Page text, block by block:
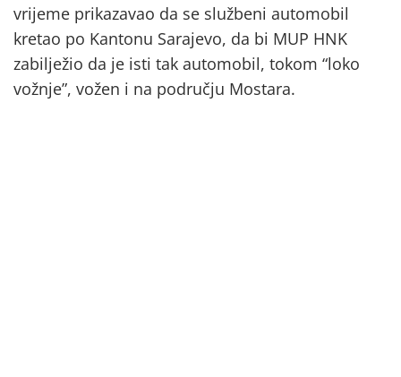
vrijeme prikazavao da se službeni automobil
kretao po Kantonu Sarajevo, da bi MUP HNK
zabilježio da je isti tak automobil, tokom “loko
vožnje”, vožen i na području Mostara.